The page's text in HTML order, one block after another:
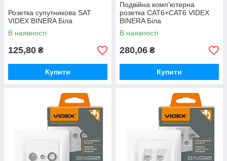
Розетка супутникова SAT
VIDEX BINERA Біла
В наявності
125,80 ₴
Купити
Подвійна комп'ютерна
розетка CAT6+CAT6 VIDEX
BINERA Біла
В наявності
280,06 ₴
Купити